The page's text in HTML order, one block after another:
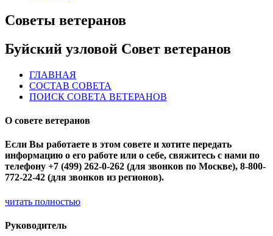
Советы ветеранов
Буйский узловой Совет ветеранов
ГЛАВНАЯ
СОСТАВ СОВЕТА
ПОИСК СОВЕТА ВЕТЕРАНОВ
О совете ветеранов
Если Вы работаете в этом совете и хотите передать
информацию о его работе или о себе, свяжитесь с нами по
телефону +7 (499) 262-0-262 (для звонков по Москве), 8-800-
772-22-42 (для звонков из регионов).
читать полностью
Руководитель